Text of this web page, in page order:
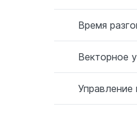
Время
Векторное